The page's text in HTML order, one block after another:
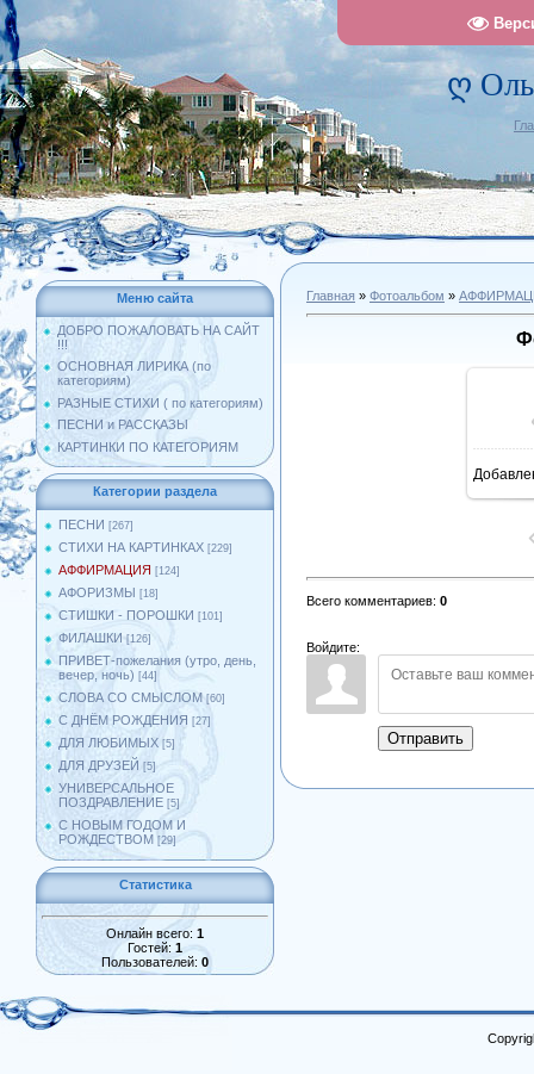
ღ
Меню сайта
ДОБРО ПОЖАЛОВАТЬ НА САЙТ
!!!
ОСНОВНАЯ ЛИРИКА (по
категориям)
РАЗНЫЕ СТИХИ ( по категориям)
ПЕСНИ и РАССКАЗЫ
КАРТИНКИ ПО КАТЕГОРИЯМ
Категории раздела
ПЕСНИ [267]
СТИХИ НА КАРТИНКАХ [229]
АФФИРМАЦИЯ [124]
АФОРИЗМЫ [18]
СТИШКИ - ПОРОШКИ [101]
ФИЛАШКИ [126]
ПРИВЕТ-пожелания (утро, день,
вечер, ночь) [44]
СЛОВА СО СМЫСЛОМ [60]
С ДНЁМ РОЖДЕНИЯ [27]
ДЛЯ ЛЮБИМЫХ [5]
ДЛЯ ДРУЗЕЙ [5]
УНИВЕРСАЛЬНОЕ
ПОЗДРАВЛЕНИЕ [5]
С НОВЫМ ГОДОМ И
РОЖДЕСТВОМ [29]
Статистика
Онлайн всего: 1
Гостей: 1
Пользователей: 0
Главная » Фотоальбом »
Всего комментариев: 0
Войдите:
Отправить